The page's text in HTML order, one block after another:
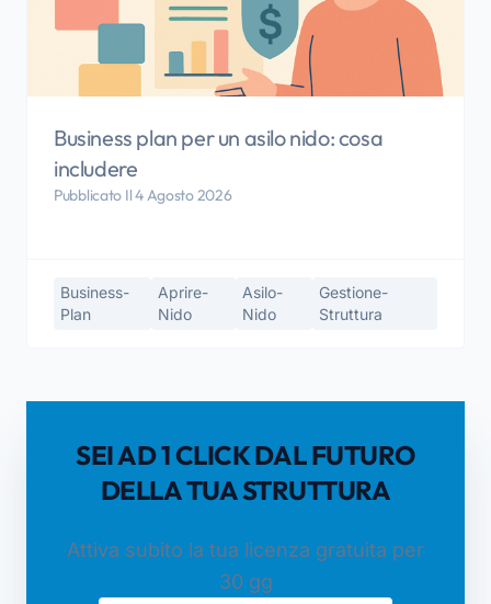
Business plan per un asilo nido: cosa
includere
Pubblicato Il 4 Agosto 2026
Business-
Plan
Aprire-
Nido
Asilo-
Nido
Gestione-
Struttura
SEI AD 1 CLICK DAL FUTURO
DELLA TUA STRUTTURA
Attiva subito la tua licenza gratuita per
30 gg